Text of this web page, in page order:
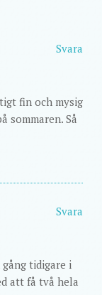
Svara
fin och mysig
sommaren. Så
Svara
tidigare i
att få två hela